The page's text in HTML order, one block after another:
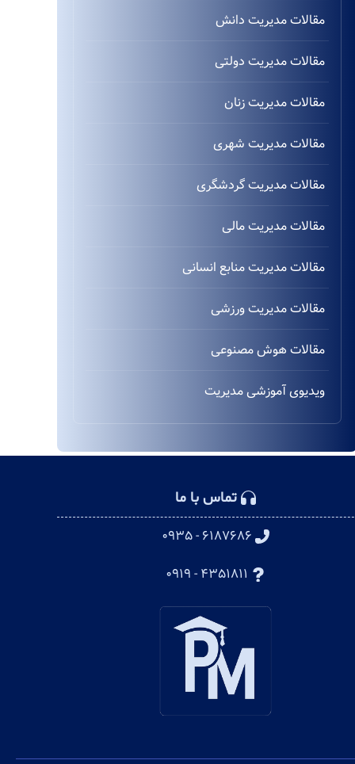
مقالات مدیریت دانش
مقالات مدیریت دولتی
مقالات مدیریت زنان
مقالات مدیریت شهری
مقالات مدیریت گردشگری
مقالات مدیریت مالی
مقالات مدیریت منابع انسانی
مقالات مدیریت ورزشی
مقالات هوش مصنوعی
ویدیوی آموزشی مدیریت
تماس با ما
۶۱۸۷۶۸۶ - ۰۹۳۵